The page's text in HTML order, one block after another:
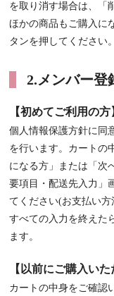
を取り消す場合は、「
ほかの商品もご購入に
タンを押してください。
2.メンバー登
【初めてご利用の方
個人情報保護方針に同
を行います。カートの
になる方」または「次
要項目・配送先入力」
てください(お支払い方
すべての入力を終えた
ます。
【以前にご購入い
カートの中身をご確認